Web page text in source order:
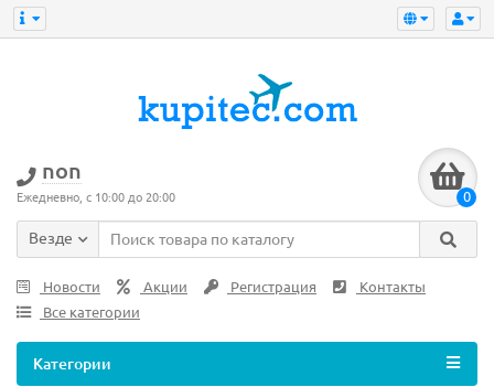
non
Ежедневно, с 10:00 до 20:00 0
Везде
Новости Акции Регистрация
Контакты
Все категории
Категории